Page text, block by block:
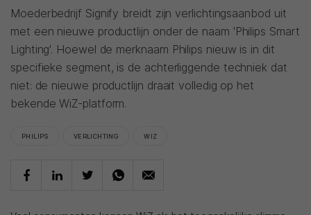
Moederbedrijf Signify breidt zijn verlichtingsaanbod uit
met een nieuwe productlijn onder de naam 'Philips Smart
Lighting'. Hoewel de merknaam Philips nieuw is in dit
specifieke segment, is de achterliggende techniek dat
niet: de nieuwe productlijn draait volledig op het
bekende WiZ-platform.
PHILIPS VERLICHTING WIZ